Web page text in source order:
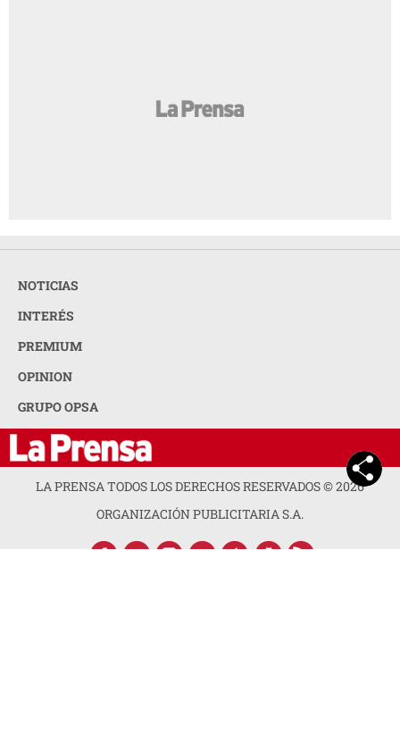
NOTICIAS
INTERÉS
PREMIUM
OPINION
GRUPO OPSA
LA PRENSA TODOS LOS DERECHOS RESERVADOS ©2026
ORGANIZACIÓN PUBLICITARIA S.A.